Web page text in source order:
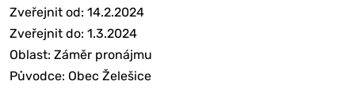
Zveřejnit od: 14.2.2024
Zveřejnit do: 1.3.2024
Oblast: Záměr pronájmu
Původce: Obec Želešice